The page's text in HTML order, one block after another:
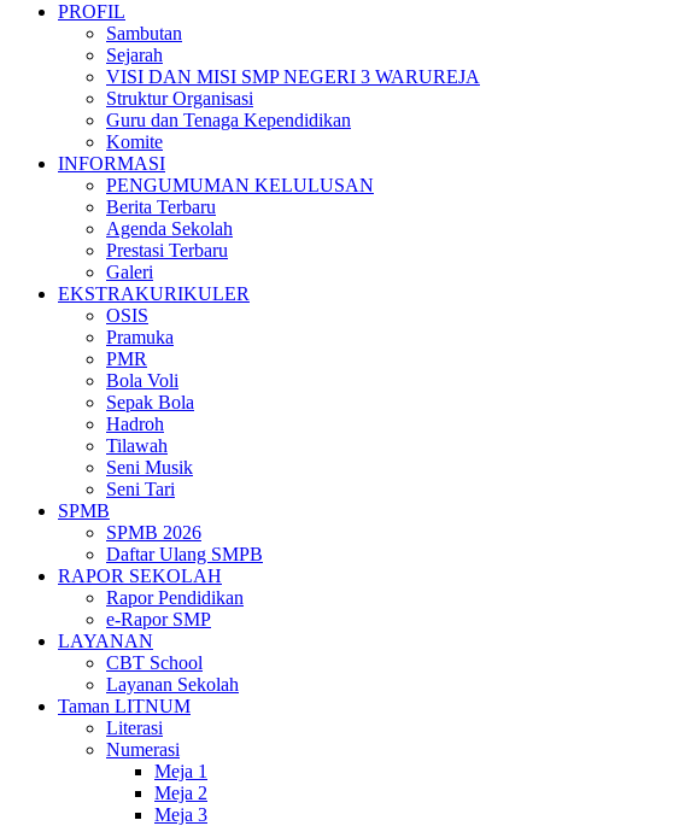
PROFIL
Sambutan
Sejarah
VISI DAN MISI SMP NEGERI 3 WARUREJA
Struktur Organisasi
Guru dan Tenaga Kependidikan
Komite
INFORMASI
PENGUMUMAN KELULUSAN
Berita Terbaru
Agenda Sekolah
Prestasi Terbaru
Galeri
EKSTRAKURIKULER
OSIS
Pramuka
PMR
Bola Voli
Sepak Bola
Hadroh
Tilawah
Seni Musik
Seni Tari
SPMB
SPMB 2026
Daftar Ulang SMPB
RAPOR SEKOLAH
Rapor Pendidikan
e-Rapor SMP
LAYANAN
CBT School
Layanan Sekolah
Taman LITNUM
Literasi
Numerasi
Meja 1
Meja 2
Meja 3